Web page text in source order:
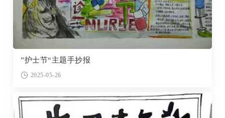
”护士节“主题手抄报
2025-05-26